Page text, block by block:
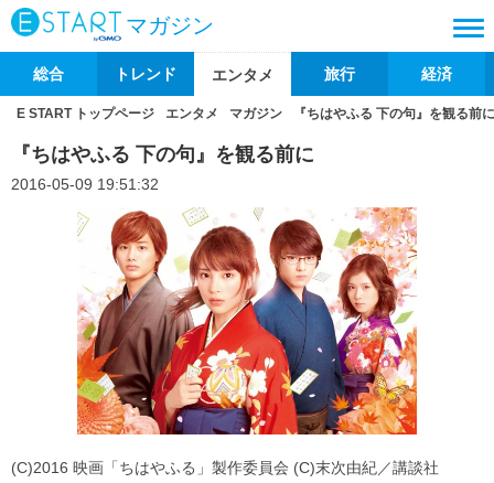
マガジン
総合 トレンド エンタメ 旅行 経済
E START トップページ エンタメ マガジン 『ちはやふる 下の句』を観る前に
『ちはやふる 下の句』を観る前に
2016-05-09 19:51:32
(C)2016 映画「ちはやふる」製作委員会 (C)末次由紀／講談社